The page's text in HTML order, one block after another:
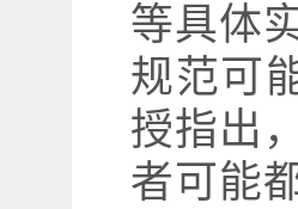
等具体
规范可
授指出
者可能